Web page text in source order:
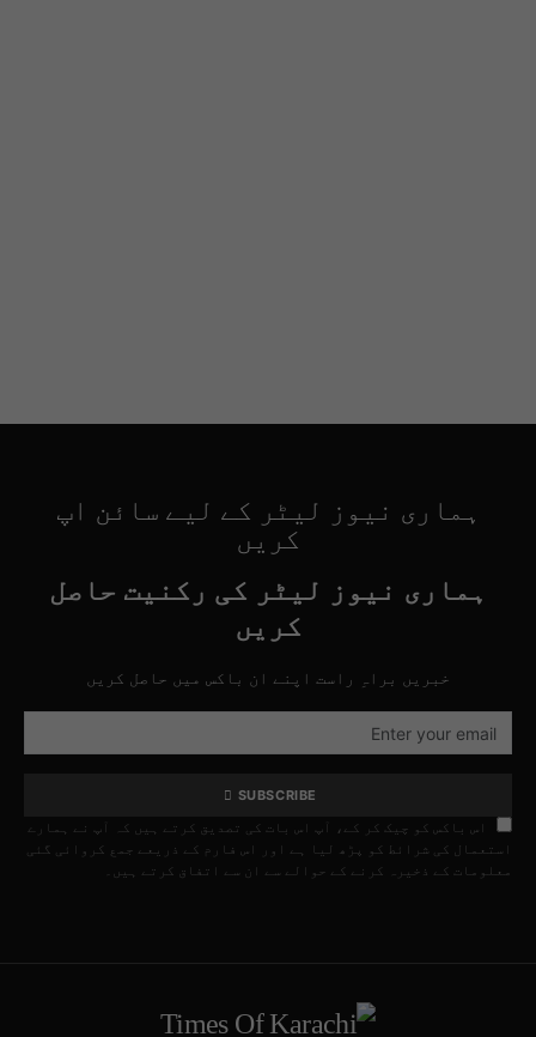
ہماری نیوز لیٹر کے لیے سائن اپ
کریں
ہماری نیوز لیٹر کی رکنیت حاصل
کریں
خبریں براہِ راست اپنے ان باکس میں حاصل کریں
SUBSCRIBE
اس باکس کو چیک کر کے، آپ اس بات کی تصدیق کرتے ہیں کہ آپ نے ہمارے
استعمال کی شرائط کو پڑھ لیا ہے اور اس فارم کے ذریعے جمع کروائی گئی
معلومات کے ذخیرہ کرنے کے حوالے سے ان سے اتفاق کرتے ہیں۔